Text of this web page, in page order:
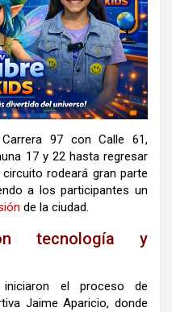
97 con Calle 61,
17 y 22 hasta regresar
rodeará gran parte
a los participantes un
de la ciudad.
tecnología y
el proceso de
Jaime Aparicio, donde